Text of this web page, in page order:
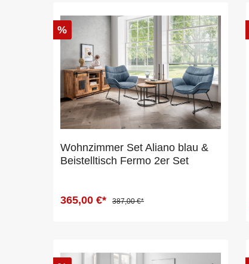
%
Wohnzimmer Set Aliano blau &
Beistelltisch Fermo 2er Set
365,00 €* 387,00 €*